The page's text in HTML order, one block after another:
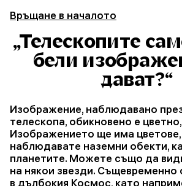
Връщане в началото
„Телескопите
бели
дават?“
Изображение, наблюдавано
телескопа, обикновено е
Изображението ще има цветове,
наблюдавате наземни обекти,
планетите. Можете също да
на някои звезди. Същевременно
в дълбокия Космос, като